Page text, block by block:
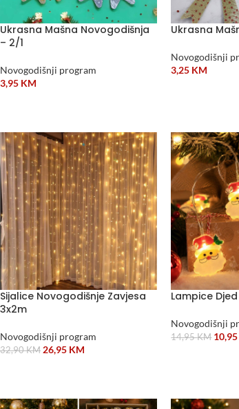
Ukrasna Mašna Novogodišnja
– 2/1
Novogodišnji program
3,95 KM
Ukrasna
Novogodišnji
3,25 KM
Sijalice Novogodišnje Zavjesa
3x2m
Novogodišnji program
32,90KM 26,95 KM
Lampice
Novogodišnji
14,95KM 10,95